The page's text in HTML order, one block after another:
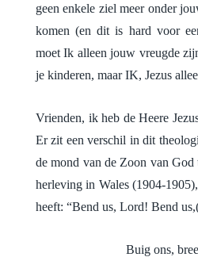
geen enkele ziel meer onder
komen (en dit is hard voor
moet Ik alleen jouw vreugde
je kinderen, maar IK, Jezus
Vrienden, ik heb de Heere
Er zit een verschil in dit
de mond van de Zoon van
herleving in Wales (1904-
heeft: “Bend us, Lord! Bend
Buig ons,